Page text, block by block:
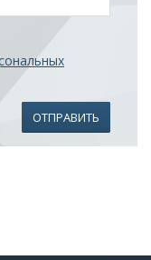
ОТПРАВИТЬ